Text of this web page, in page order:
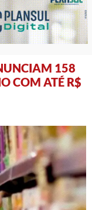
158
COM ATÉ R$